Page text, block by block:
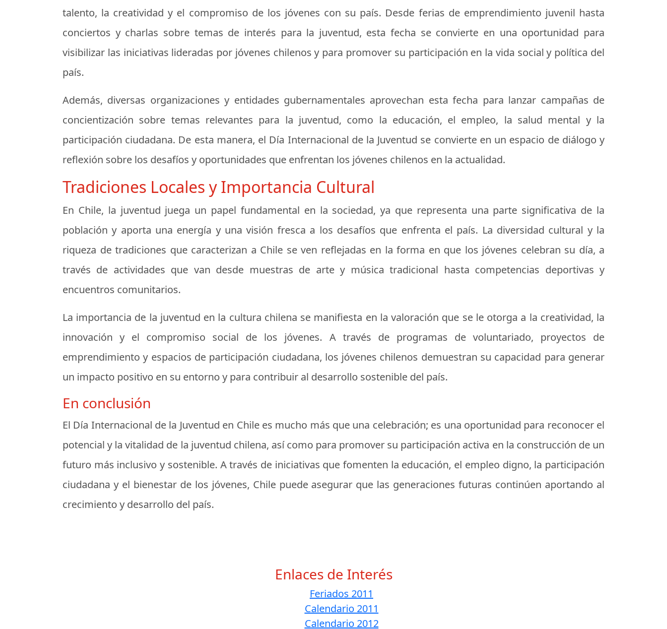
talento, la creatividad y el compromiso de los jóvenes con su país. Desde ferias de emprendimiento juvenil hasta
conciertos y charlas sobre temas de interés para la juventud, esta fecha se convierte en una oportunidad para
visibilizar las iniciativas lideradas por jóvenes chilenos y para promover su participación en la vida social y política del
país.
Además, diversas organizaciones y entidades gubernamentales aprovechan esta fecha para lanzar campañas de
concientización sobre temas relevantes para la juventud, como la educación, el empleo, la salud mental y la
participación ciudadana. De esta manera, el Día Internacional de la Juventud se convierte en un espacio de diálogo y
reflexión sobre los desafíos y oportunidades que enfrentan los jóvenes chilenos en la actualidad.
Tradiciones Locales y Importancia Cultural
En Chile, la juventud juega un papel fundamental en la sociedad, ya que representa una parte significativa de la
población y aporta una energía y una visión fresca a los desafíos que enfrenta el país. La diversidad cultural y la
riqueza de tradiciones que caracterizan a Chile se ven reflejadas en la forma en que los jóvenes celebran su día, a
través de actividades que van desde muestras de arte y música tradicional hasta competencias deportivas y
encuentros comunitarios.
La importancia de la juventud en la cultura chilena se manifiesta en la valoración que se le otorga a la creatividad, la
innovación y el compromiso social de los jóvenes. A través de programas de voluntariado, proyectos de
emprendimiento y espacios de participación ciudadana, los jóvenes chilenos demuestran su capacidad para generar
un impacto positivo en su entorno y para contribuir al desarrollo sostenible del país.
En conclusión
El Día Internacional de la Juventud en Chile es mucho más que una celebración; es una oportunidad para reconocer el
potencial y la vitalidad de la juventud chilena, así como para promover su participación activa en la construcción de un
futuro más inclusivo y sostenible. A través de iniciativas que fomenten la educación, el empleo digno, la participación
ciudadana y el bienestar de los jóvenes, Chile puede asegurar que las generaciones futuras continúen aportando al
crecimiento y desarrollo del país.
Enlaces de Interés
Feriados 2011
Calendario 2011
Calendario 2012